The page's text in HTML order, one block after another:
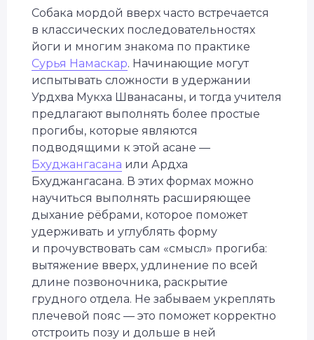
Собака мордой вверх часто встречается
в классических последовательностях
йоги и многим знакома по практике
Сурья Намаскар. Начинающие могут
испытывать сложности в удержании
Урдхва Мукха Шванасаны, и тогда учителя
предлагают выполнять более простые
прогибы, которые являются
подводящими к этой асане —
Бхуджангасана или Ардха
Бхуджангасана. В этих формах можно
научиться выполнять расширяющее
дыхание рёбрами, которое поможет
удерживать и углублять форму
и прочувствовать сам «смысл» прогиба:
вытяжение вверх, удлинение по всей
длине позвоночника, раскрытие
грудного отдела. Не забываем укреплять
плечевой пояс — это поможет корректно
отстроить позу и дольше в ней